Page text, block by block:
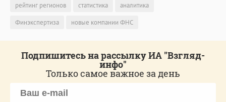
рейтинг регионов статистика
аналитика
Финэкспертиза
новые компании ФНС
Подпишитесь на рассылку ИА "Взгляд-
инфо"
Только самое важное за день